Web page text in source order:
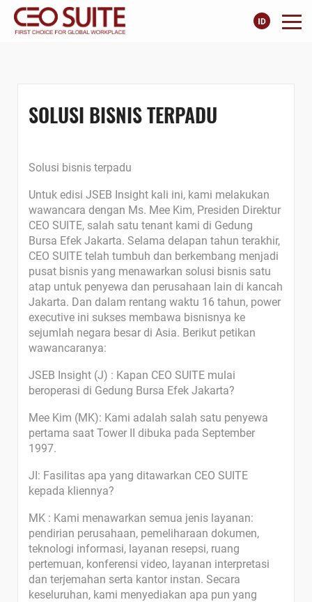
SOLUSI BISNIS TERPADU
Solusi bisnis terpadu
Untuk edisi JSEB Insight kali ini, kami melakukan
wawancara dengan Ms. Mee Kim, Presiden Direktur
CEO SUITE, salah satu tenant kami di Gedung
Bursa Efek Jakarta. Selama delapan tahun terakhir,
CEO SUITE telah tumbuh dan berkembang menjadi
pusat bisnis yang menawarkan solusi bisnis satu
atap untuk penyewa dan perusahaan lain di kancah
Jakarta. Dan dalam rentang waktu 16 tahun, power
executive ini sukses membawa bisnisnya ke
sejumlah negara besar di Asia. Berikut petikan
wawancaranya:
JSEB Insight (J) : Kapan CEO SUITE mulai
beroperasi di Gedung Bursa Efek Jakarta?
Mee Kim (MK): Kami adalah salah satu penyewa
pertama saat Tower II dibuka pada September
1997.
JI: Fasilitas apa yang ditawarkan CEO SUITE
kepada kliennya?
MK : Kami menawarkan semua jenis layanan:
pendirian perusahaan, pemeliharaan dokumen,
teknologi informasi, layanan resepsi, ruang
pertemuan, konferensi video, layanan interpretasi
dan terjemahan serta kantor instan. Secara
keseluruhan, kami menyediakan apa pun yang